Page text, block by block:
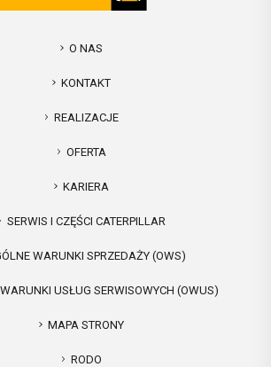
O NAS
KONTAKT
REALIZACJE
OFERTA
KARIERA
SERWIS I CZĘŚCI CATERPILLAR
WARUNKI SPRZEDAŻY (OWS)
USŁUG SERWISOWYCH (OWUS)
MAPA STRONY
RODO